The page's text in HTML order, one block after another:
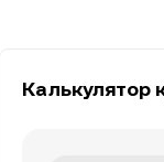
Калькулятор